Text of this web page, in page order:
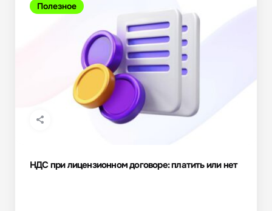
Полезное
НДС при лицензионном договоре: платить или нет